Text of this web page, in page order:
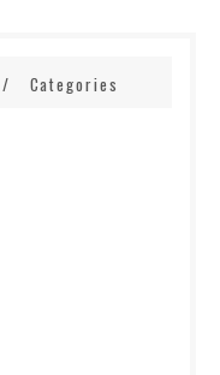
Categories